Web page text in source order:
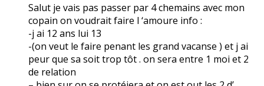
Salut je vais pas passer par 4 chemains avec mon
copain on voudrait faire l ‘amoure info :
-j ai 12 ans lui 13
-(on veut le faire penant les grand vacanse ) et j ai
peur que sa soit trop tôt . on sera entre 1 moi et 2
de relation